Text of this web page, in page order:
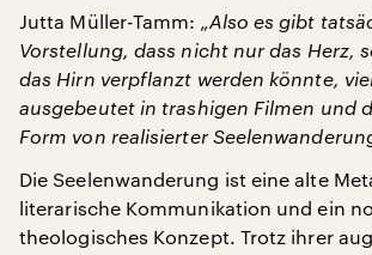
Jutta Müller-Tamm: „Also es gibt
Vorstellung, dass nicht nur das Herz,
das Hirn verpflanzt werden könnte,
ausgebeutet in trashigen Filmen und
Form von realisierter
Die Seelenwanderung ist eine alte
literarische Kommunikation und ein
theologisches Konzept. Trotz ihrer